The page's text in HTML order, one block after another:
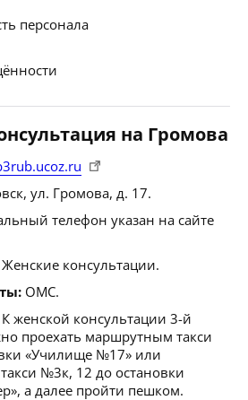
персонала
на Громова
ул. Громова, д. 17.
телефон указан на сайте
Женские консультации.
ОМС.
К женской консультации 3-й
проехать маршрутным такси
«Училище №17» или
№3к, 12 до остановки
а далее пройти пешком.